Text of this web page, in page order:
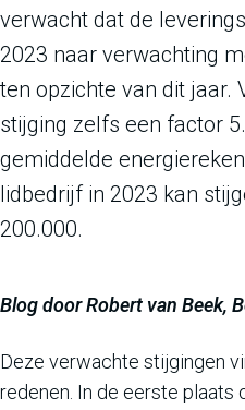
verwacht dat de
2023 naar verwachting
ten opzichte van dit jaar.
stijging zelfs een factor
gemiddelde
lidbedrijf in 2023 kan
200.000.
Blog door Robert van Beek,
Deze verwachte stijgingen
redenen. In de eerste plaats